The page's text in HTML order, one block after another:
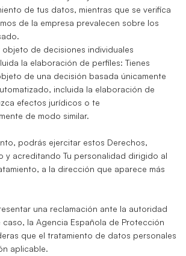
de tus datos, mientras que se verifica
de la empresa prevalecen sobre los
de decisiones individuales
la elaboración de perfiles: Tienes
de una decisión basada únicamente
incluida la elaboración de
efectos jurídicos o te
de modo similar.
podrás ejercitar estos Derechos,
y acreditando Tu personalidad dirigido al
a la dirección que aparece más
una reclamación ante la autoridad
la Agencia Española de Protección
que el tratamiento de datos personales
aplicable.